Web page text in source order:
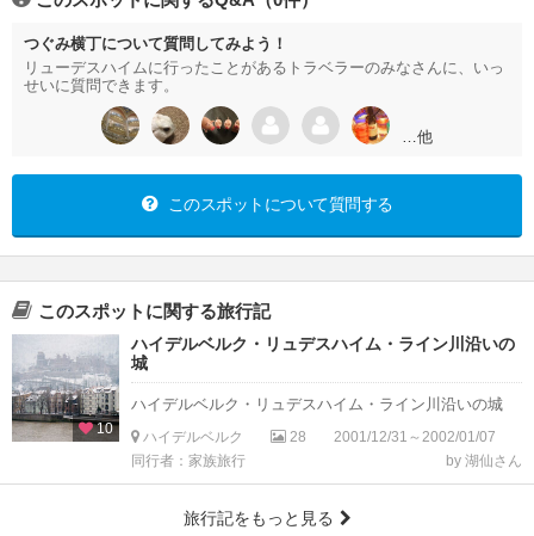
つぐみ横丁について質問してみよう！
リューデスハイムに行ったことがあるトラベラーのみなさんに、いっ
せいに質問できます。
…他
このスポットについて質問する
このスポットに関する旅行記
10
ハイデルベルク・リュデスハイム・ライン川沿いの
城
ハイデルベルク・リュデスハイム・ライン川沿いの城
ハイデルベルク 28
2001/12/31～2002/01/07
同行者：家族旅行
by 湖仙さん
旅行記をもっと見る